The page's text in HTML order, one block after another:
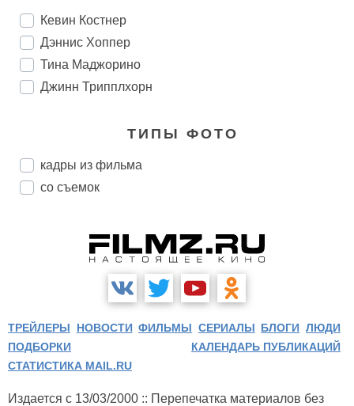
Кевин Костнер
Дэннис Хоппер
Тина Маджорино
Джинн Трипплхорн
ТИПЫ ФОТО
кадры из фильма
со съемок
ТРЕЙЛЕРЫ НОВОСТИ ФИЛЬМЫ СЕРИАЛЫ БЛОГИ ЛЮДИ
ПОДБОРКИ
КАЛЕНДАРЬ ПУБЛИКАЦИЙ
СТАТИСТИКА MAIL.RU
Издается с 13/03/2000 :: Перепечатка материалов без